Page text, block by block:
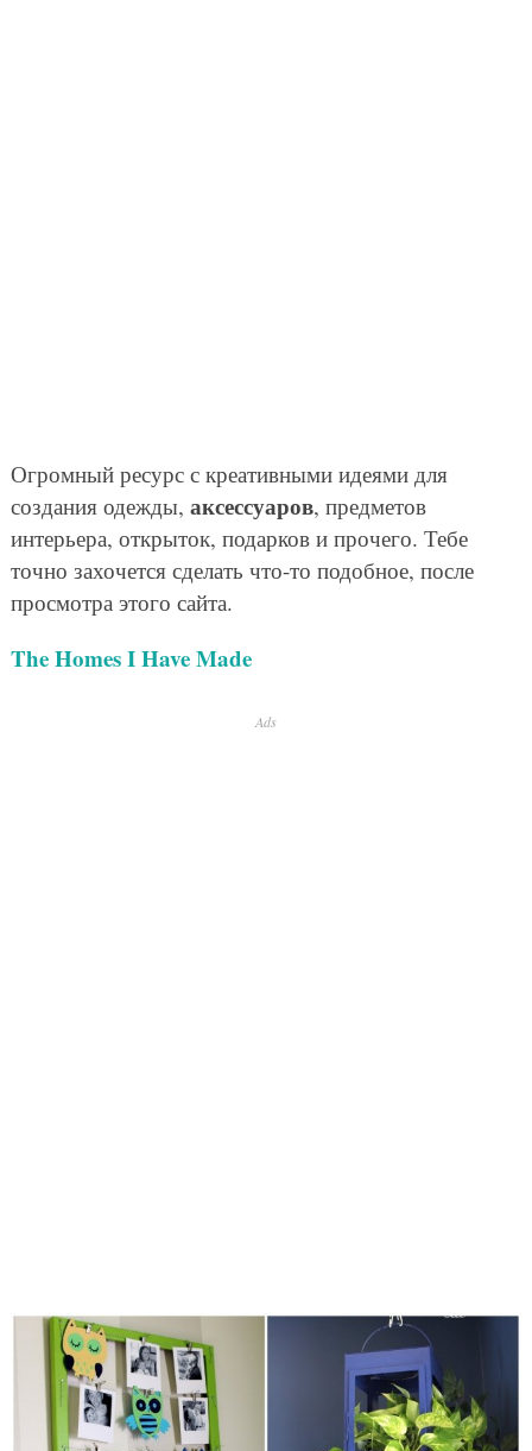
Огромный ресурс с креативными идеями для
создания одежды, аксессуаров, предметов
интерьера, открыток, подарков и прочего. Тебе
точно захочется сделать что-то подобное, после
просмотра этого сайта.
The Homes I Have Made
Ads